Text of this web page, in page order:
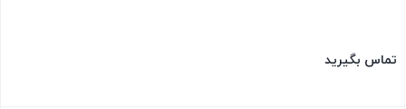
تماس بگیرید